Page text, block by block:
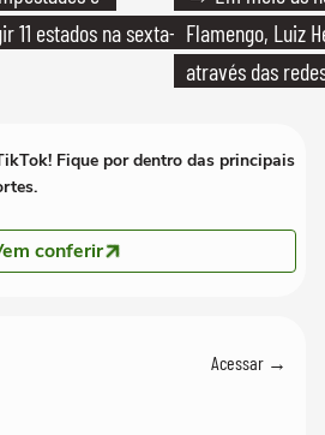
11 estados na sexta- Flamengo, Luiz
através das
Fique por dentro das principais
conferir
Acessar →